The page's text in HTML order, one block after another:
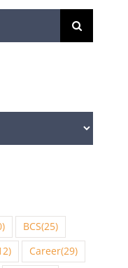
BCS(25)
Career(29)